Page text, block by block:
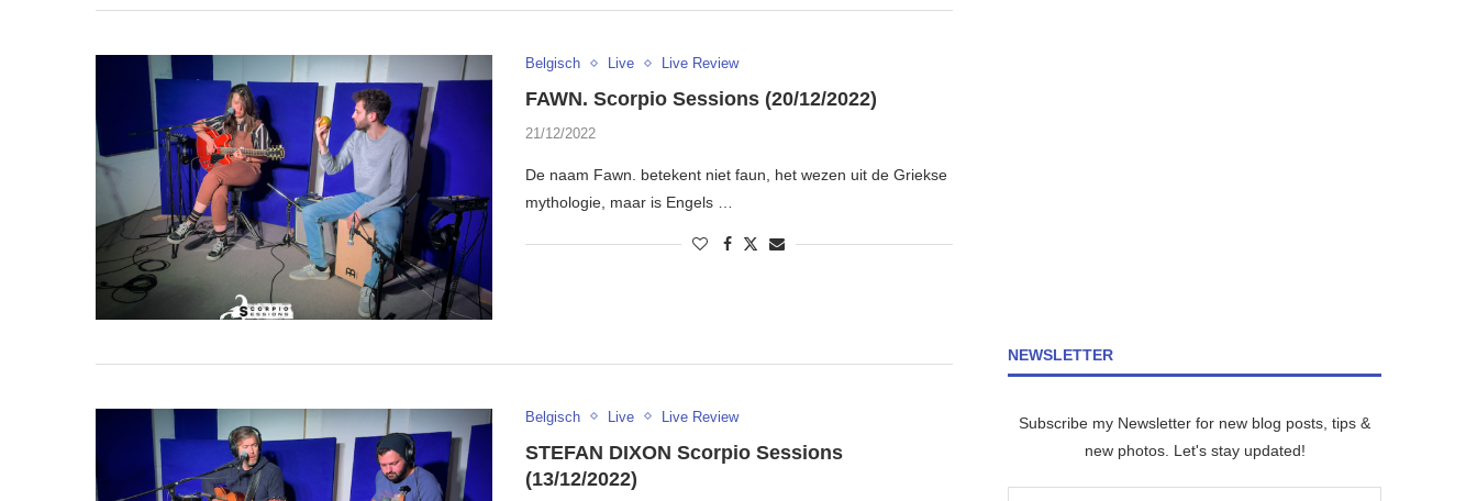
Belgisch Live Live Review
FAWN. Scorpio Sessions (20/12/2022)
21/12/2022
De naam Fawn. betekent niet faun, het wezen uit de Griekse
mythologie, maar is Engels …
Belgisch Live Live Review
STEFAN DIXON Scorpio Sessions
(13/12/2022)
NEWSLETTER
Subscribe my Newsletter for new blog posts, tips &
new photos. Let's stay updated!